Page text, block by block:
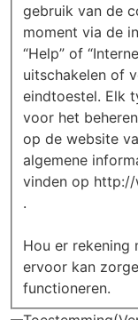
gebruik van de
moment via de
“Help” of
uitschakelen of
eindtoestel. Elk
voor het
op de website
algemene
vinden op
.
Hou er rekening
ervoor kan
functioneren.